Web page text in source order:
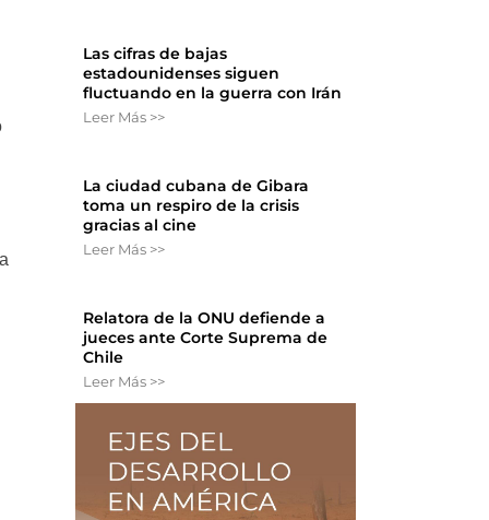
Las cifras de bajas
estadounidenses siguen
fluctuando en la guerra con Irán
Leer Más >>
La ciudad cubana de Gibara
toma un respiro de la crisis
gracias al cine
Leer Más >>
Relatora de la ONU defiende a
jueces ante Corte Suprema de
Chile
Leer Más >>